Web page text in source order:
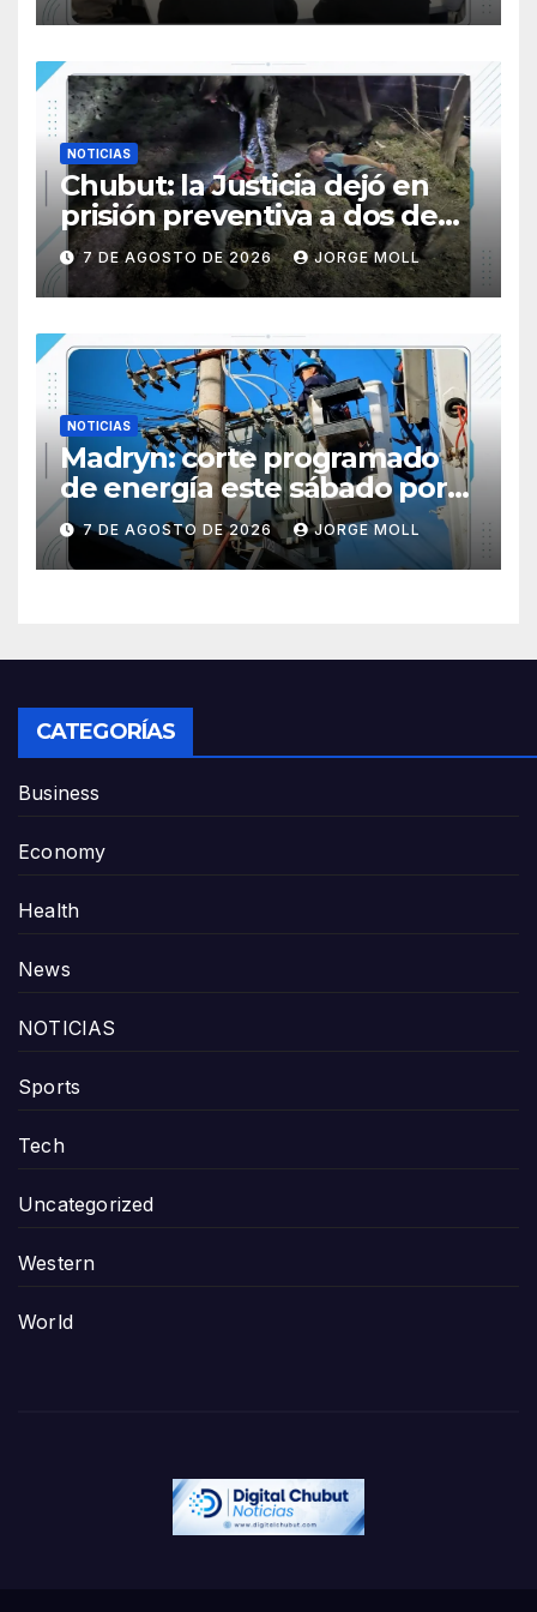
NOTICIAS
Chubut: la Justicia dejó en
prisión preventiva a dos de
los tres individuos
sorprendidos con un dron
mientras robaban ovinos
7 DE AGOSTO DE 2026 JORGE MOLL
NOTICIAS
Madryn: corte programado
de energía este sábado por
obras en la Subestación N° 5
7 DE AGOSTO DE 2026 JORGE MOLL
CATEGORÍAS
Business
Economy
Health
News
NOTICIAS
Sports
Tech
Uncategorized
Western
World